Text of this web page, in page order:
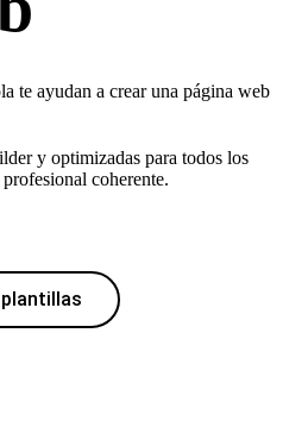
te ayudan a crear una página web
y optimizadas para todos los
coherente.